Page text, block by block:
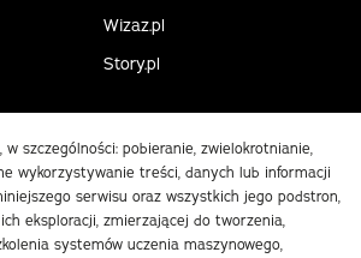
Wizaz.pl
Story.pl
w szczególności: pobieranie, zwielokrotnianie,
wykorzystywanie treści, danych lub informacji
serwisu oraz wszystkich jego podstron,
eksploracji, zmierzającej do tworzenia,
systemów uczenia maszynowego,